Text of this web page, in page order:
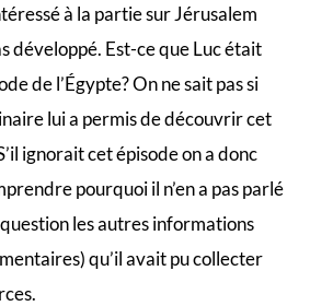
à la partie sur Jérusalem
développé. Est-ce que Luc était
de l’Égypte? On ne sait pas si
lui a permis de découvrir cet
ignorait cet épisode on a donc
pourquoi il n’en a pas parlé
les autres informations
qu’il avait pu collecter